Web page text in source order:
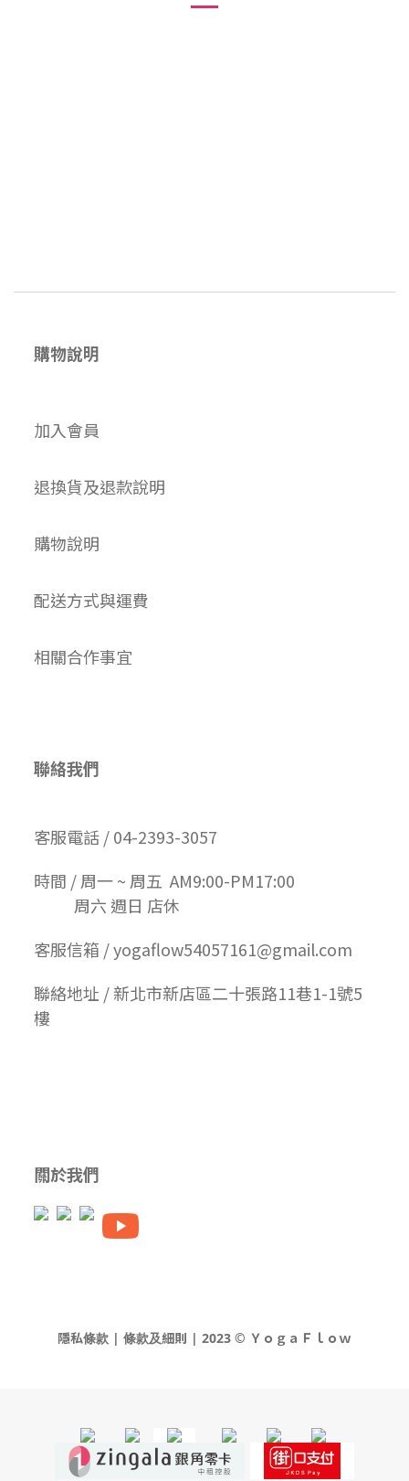
購物說明
加入會員
退換貨及退款說明
購物說明
配送方式與運費
相關合作事宜
聯絡我們
客服電話 / 04-2393-3057
時間 / 周一 ~ 周五 AM9:00-PM17:00
周六 週日 店休
客服信箱 / yogaflow54057161@gmail.com
聯絡地址 / 新北市新店區二十張路11巷1-1號5
樓
關於我們
隱私條款 | 條款及細則 | 2023 © ＹｏｇａＦｌｏｗ